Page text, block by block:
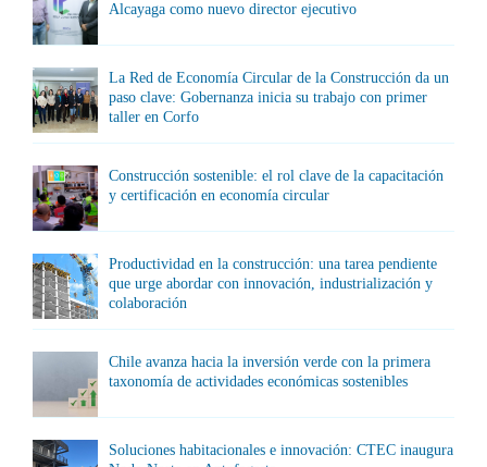
Alcayaga como nuevo director ejecutivo
La Red de Economía Circular de la Construcción da un
paso clave: Gobernanza inicia su trabajo con primer
taller en Corfo
Construcción sostenible: el rol clave de la capacitación
y certificación en economía circular
Productividad en la construcción: una tarea pendiente
que urge abordar con innovación, industrialización y
colaboración
Chile avanza hacia la inversión verde con la primera
taxonomía de actividades económicas sostenibles
Soluciones habitacionales e innovación: CTEC inaugura